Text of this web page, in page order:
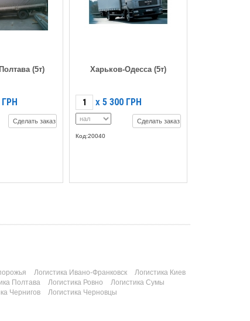
(5т)
ГРН
Сделать заказ
Харьков-Одесса (5т)
X 5 300 ГРН
Сделать заказ
Код:20040
Логистика Ивано-Франковск
Логистика Киев
Полтава Логистика Ровно
Логистика Сумы
Чернигов Логистика Черновцы